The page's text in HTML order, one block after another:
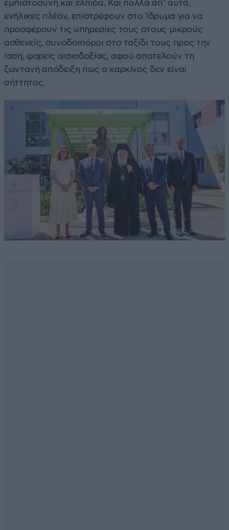
εμπιστοσύνη και ελπίδα. Και πολλά απ’ αυτά,
ενήλικες πλέον, επιστρέφουν στο Ίδρυμα για να
προσφέρουν τις υπηρεσίες τους στους μικρούς
ασθενείς, συνοδοιπόροι στο ταξίδι τους προς την
ίαση, φορείς αισιοδοξίας, αφού αποτελούν τη
ζωντανή απόδειξη πως ο καρκίνος δεν είναι
αήττητος.